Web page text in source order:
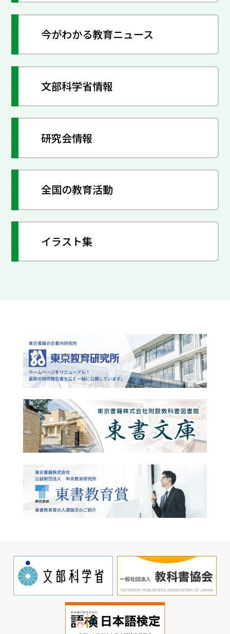
今がわかる教育ニュース
文部科学省情報
研究会情報
全国の教育活動
イラスト集